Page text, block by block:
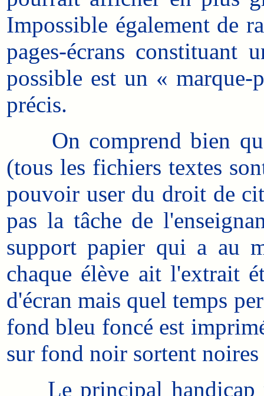
Impossible également de
pages-écrans constituant
possible est un «
précis.
On comprend bien
(tous les fichiers textes
pouvoir user du droit de
pas la tâche de
support papier qui a au
chaque élève ait l'extrait
d'écran mais quel temps
fond bleu foncé est
sur fond noir sortent
Le principal handicap